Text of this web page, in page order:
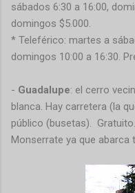
sábados 6:30 a 16:00,
domingos $5.000.
* Teleférico: martes a
domingos 10:00 a 16:30.
- Guadalupe: el cerro
blanca. Hay carretera (la
público (busetas).
Monserrate ya que abarca